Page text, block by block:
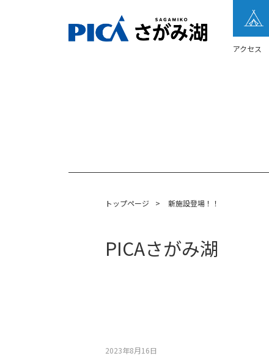
アクセス
トップページ > 新施設登場！！
PICAさがみ湖
2023年8月16⽇